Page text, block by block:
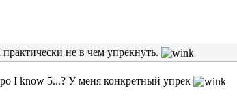
не в чем упрекнуть.
I know 5...? У меня конкретный упрек